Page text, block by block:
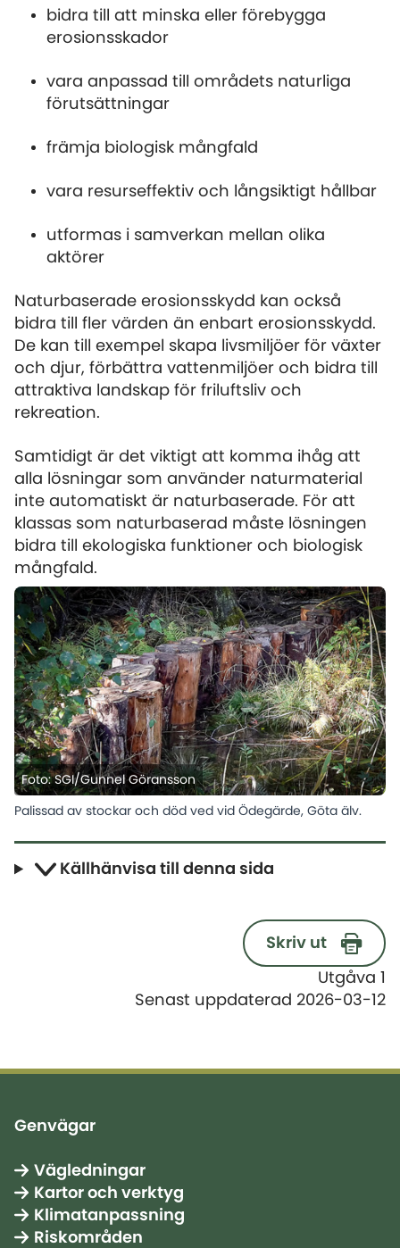
bidra till att minska eller förebygga
erosionsskador
vara anpassad till områdets naturliga
förutsättningar
främja biologisk mångfald
vara resurseffektiv och långsiktigt hållbar
utformas i samverkan mellan olika
aktörer
Naturbaserade erosionsskydd kan också
bidra till fler värden än enbart erosionsskydd.
De kan till exempel skapa livsmiljöer för växter
och djur, förbättra vattenmiljöer och bidra till
attraktiva landskap för friluftsliv och
rekreation.
Samtidigt är det viktigt att komma ihåg att
alla lösningar som använder naturmaterial
inte automatiskt är naturbaserade. För att
klassas som naturbaserad måste lösningen
bidra till ekologiska funktioner och biologisk
mångfald.
Palissad av stockar och död ved vid Ödegärde, Göta älv.
Foto: SGI/Gunnel Göransson
Källhänvisa till denna sida
Skriv ut
Utgåva 1
Senast uppdaterad 2026-03-12
Genvägar
Vägledningar
Kartor och verktyg
Klimatanpassning
Riskområden